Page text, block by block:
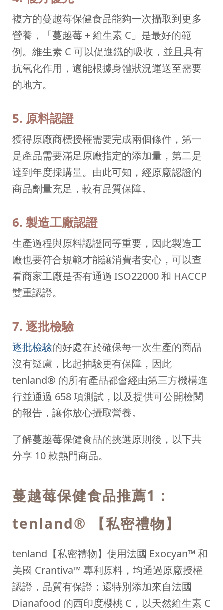
複方的蔓越莓保健食品能夠一次攝取到更多
營養，「蔓越莓 + 維生素 C」是最好的範
例。維生素 C 可以促進鐵的吸收，並且具有
抗氧化作用，還能根據身體狀況運送至需要
的地方。
5. 原料認證
獲得原廠商標授權需要完成兩個條件，第一
是產品需要滿足原廠指定的添加量，第二是
達到年度採購量。由此可知，經原廠認證的
商品劑量充足，較有品質保障。
6. 製造工廠認證
生產過程與原料認證同等重要，因此製造工
廠也要符合規範才能讓消費者安心，可以查
看商家工廠是否有通過 ISO22000 和 HACCP
雙重認證。
7. 逐批檢驗
逐批檢驗的好處在於確保每一次生產的商品
沒有疑慮，比起抽驗更有保障，因此
tenland® 的所有產品都會經由第三方機構進
行並通過 658 項測試，以及提供可公開檢閱
的報告，讓你放心攝取營養。
了解蔓越莓保健食品的挑選原則後，以下共
分享 10 款熱門商品。
蔓越莓保健食品推薦1：
tenland® 【私密禮物】
tenland【私密禮物】使用法國 Exocyan™ 和
美國 Crantiva™ 專利原料，均通過原廠授權
認證，品質有保證；還特別添加來自法國
Dianafood 的西印度櫻桃 C，以天然維生素 C